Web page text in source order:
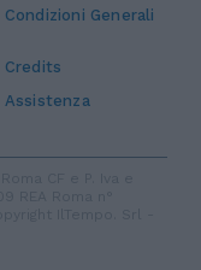
Condizioni Generali
Credits
Assistenza